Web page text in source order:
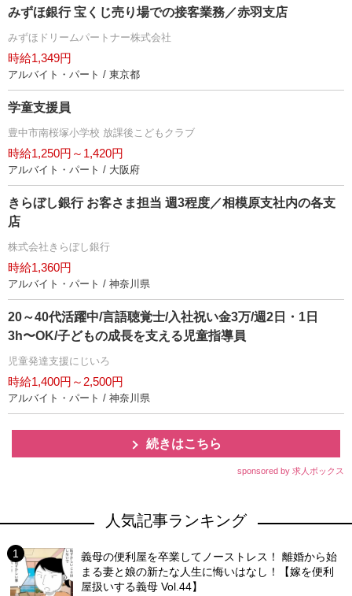
みずほ銀行 宝くじ売り場での接客業務／赤羽支店
みずほドリームパートナー株式会社
時給1,349円
アルバイト・パート / 東京都
学童支援員
豊中市南桜塚小学校 放課後こどもクラブ
時給1,250円～1,420円
アルバイト・パート / 大阪府
きらぼし銀行 お客さま担当 週3程度／相模原支社内の各支
店
株式会社きらぼし銀行
時給1,360円
アルバイト・パート / 神奈川県
20～40代活躍中/言語聴覚士/入社祝い金3万/週2日・1日
3h〜OK/子どもの成長を支える児童指導員
児童発達支援にじいろ
時給1,400円～2,500円
アルバイト・パート / 神奈川県
続きはこちら
sponsored by 求人ボックス
人気記事ランキング
義母の便利屋を卒業してノーストレス！ 離婚から始
まる妻と娘の新たな人生に悔いはなし！【嫁を便利
屋扱いする義母 Vol.44】